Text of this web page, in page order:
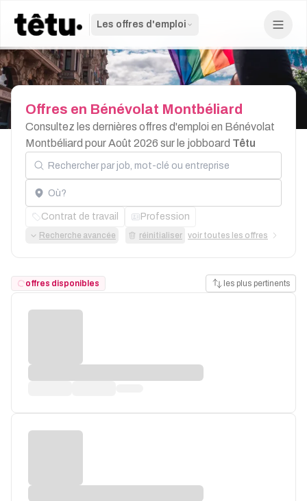
Les offres d'emploi
Offres en Bénévolat Montbéliard
Consultez les dernières offres d'emploi en Bénévolat
Montbéliard pour Août 2026 sur le jobboard Têtu
Rechercher par job, mot-clé ou entreprise
Localisation
Contrat de travail Profession
Recherche avancée réinitialiser voir toutes les offres
offres disponibles les plus pertinents